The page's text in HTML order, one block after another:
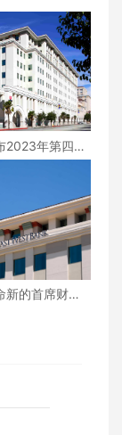
2023年第四季
新的首席财务